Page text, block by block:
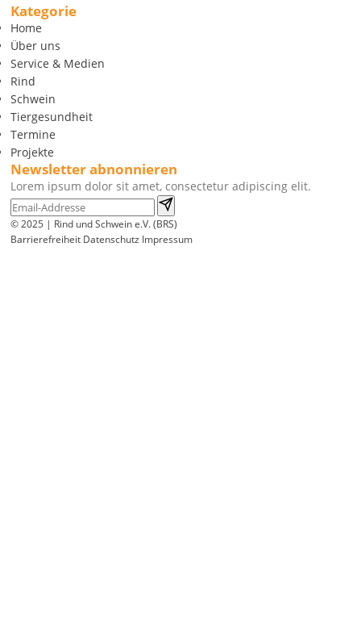
Kategorie
Home
Über uns
Service & Medien
Rind
Schwein
Tiergesundheit
Termine
Projekte
Newsletter abnonnieren
Lorem ipsum dolor sit amet, consectetur adipiscing elit.
© 2025 | Rind und Schwein e.V. (BRS)
Barrierefreiheit Datenschutz Impressum